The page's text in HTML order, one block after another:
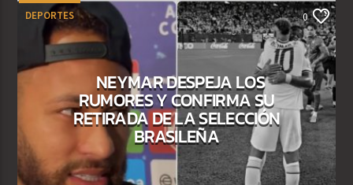
DEPORTES 0
NEYMAR DESPEJA LOS
RUMORES Y CONFIRMA SU
RETIRADA DE LA SELECCIÓN
BRASILEÑA